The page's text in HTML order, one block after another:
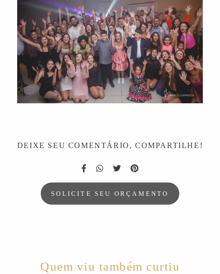
DEIXE SEU COMENTÁRIO, COMPARTILHE!
SOLICITE SEU ORÇAMENTO
Quem viu também curtiu